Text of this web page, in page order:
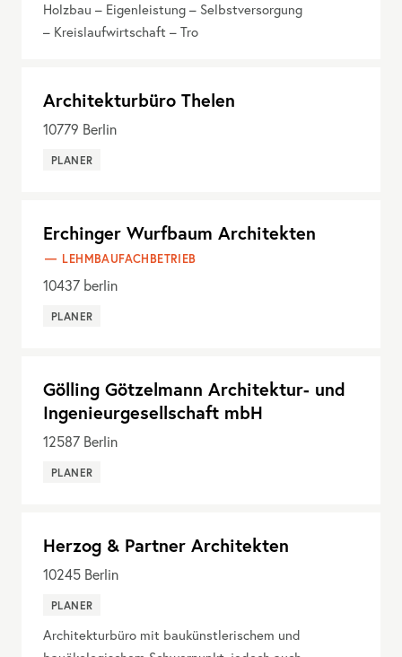
Holzbau – Eigenleistung – Selbstversorgung
– Kreislaufwirtschaft – Tro
Architekturbüro Thelen
10779 Berlin
PLANER
Erchinger Wurfbaum Architekten
LEHMBAUFACHBETRIEB
10437 berlin
PLANER
Gölling Götzelmann Architektur- und
Ingenieurgesellschaft mbH
12587 Berlin
PLANER
Herzog & Partner Architekten
10245 Berlin
PLANER
Architekturbüro mit baukünstlerischem und